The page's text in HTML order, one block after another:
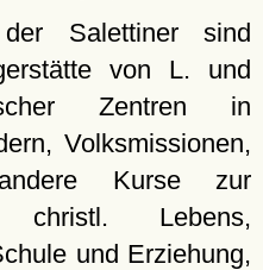
der Salettiner sind
von L. und
Zentren in
Volksmissionen,
Kurse zur
Lebens,
und Erziehung,